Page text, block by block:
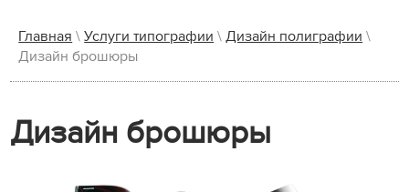
Главная \Услуги типографии \Дизайн полиграфии \
Дизайн брошюры
Дизайн брошюры